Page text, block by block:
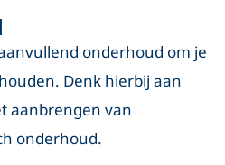
onderhoud om je
Denk hierbij aan
aanbrengen van
onderhoud.